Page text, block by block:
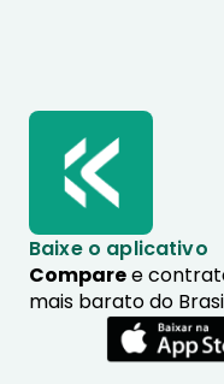
Baixe o aplicativo
Comparee
mais barato do